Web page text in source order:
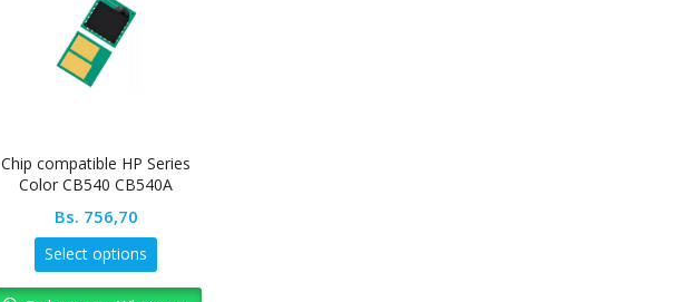
Chip compatible HP Series
Color CB540 CB540A
Bs. 756,70
Select options